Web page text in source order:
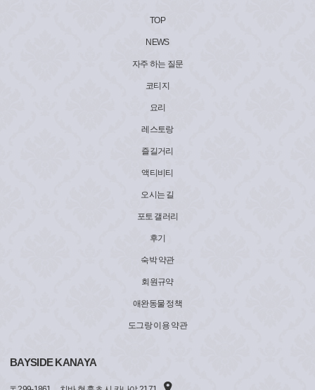
TOP
NEWS
자주 하는 질문
코티지
요리
레스토랑
즐길거리
액티비티
오시는 길
포토 갤러리
후기
숙박 약관
회원규약
애완동물 정책
도그랑 이용 약관
BAYSIDE KANAYA